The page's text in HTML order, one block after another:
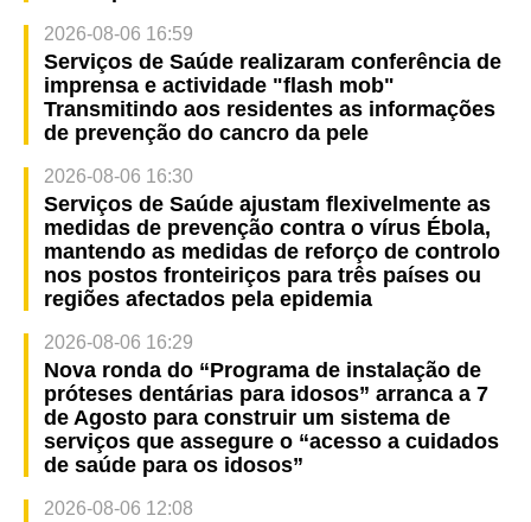
2026-08-06 16:59
Serviços de Saúde realizaram conferência de
imprensa e actividade "flash mob"
Transmitindo aos residentes as informações
de prevenção do cancro da pele
2026-08-06 16:30
Serviços de Saúde ajustam flexivelmente as
medidas de prevenção contra o vírus Ébola,
mantendo as medidas de reforço de controlo
nos postos fronteiriços para três países ou
regiões afectados pela epidemia
2026-08-06 16:29
Nova ronda do “Programa de instalação de
próteses dentárias para idosos” arranca a 7
de Agosto para construir um sistema de
serviços que assegure o “acesso a cuidados
de saúde para os idosos”
2026-08-06 12:08